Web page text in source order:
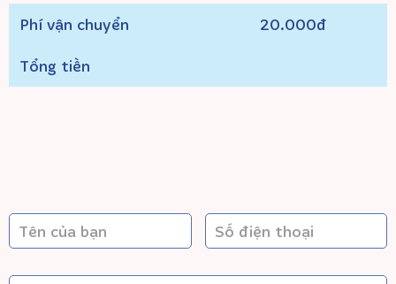
Phí vận chuyển
20.000đ
Tổng tiền